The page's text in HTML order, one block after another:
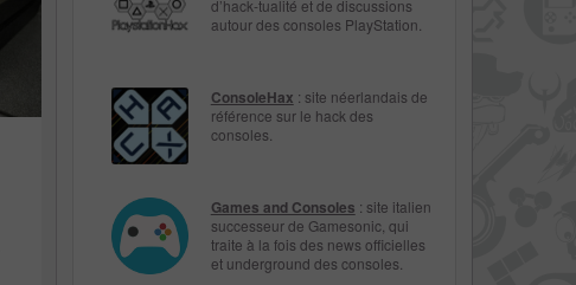
d’hack-tualité et de discussions
autour des consoles PlayStation.
ConsoleHax : site néerlandais de
référence sur le hack des
consoles.
Games and Consoles : site italien
successeur de Gamesonic, qui
traite à la fois des news officielles
et underground des consoles.